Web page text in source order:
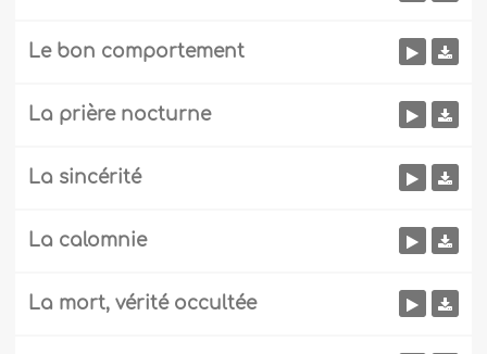
Le bon comportement
La prière nocturne
La sincérité
La calomnie
La mort, vérité occultée